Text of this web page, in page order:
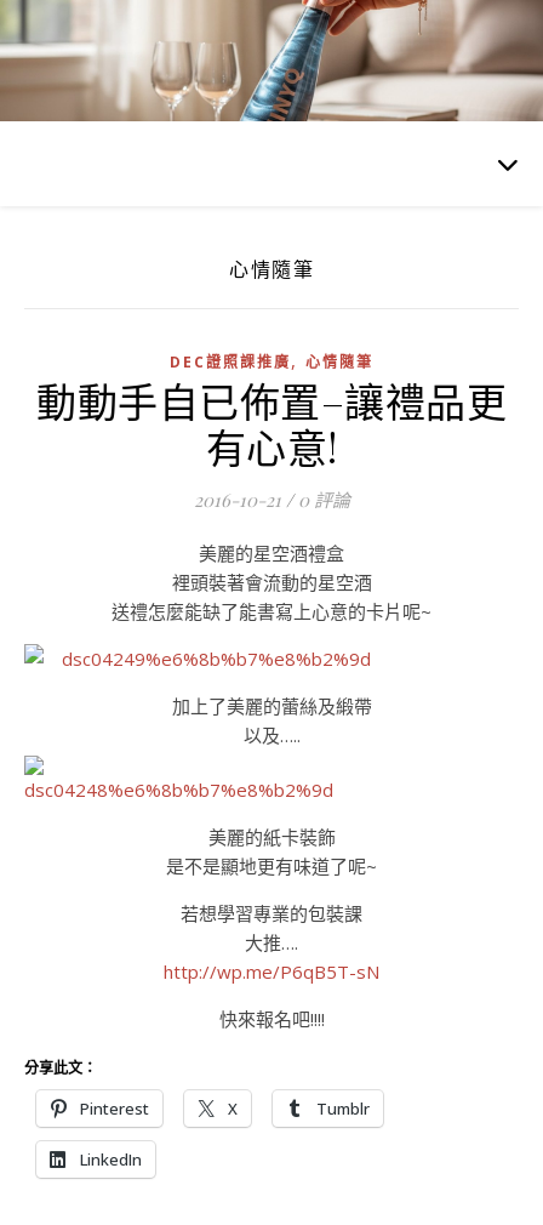
心情隨筆
DEC證照課推廣, 心情隨筆
動動手自已佈置–讓禮品更
有心意!
2016-10-21 / 0 評論
美麗的星空酒禮盒
裡頭裝著會流動的星空酒
送禮怎麼能缺了能書寫上心意的卡片呢~
加上了美麗的蕾絲及緞帶
以及…..
美麗的紙卡裝飾
是不是顯地更有味道了呢~
若想學習專業的包裝課
大推….
http://wp.me/P6qB5T-sN
快來報名吧!!!!
分享此文：
Pinterest X Tumblr
LinkedIn